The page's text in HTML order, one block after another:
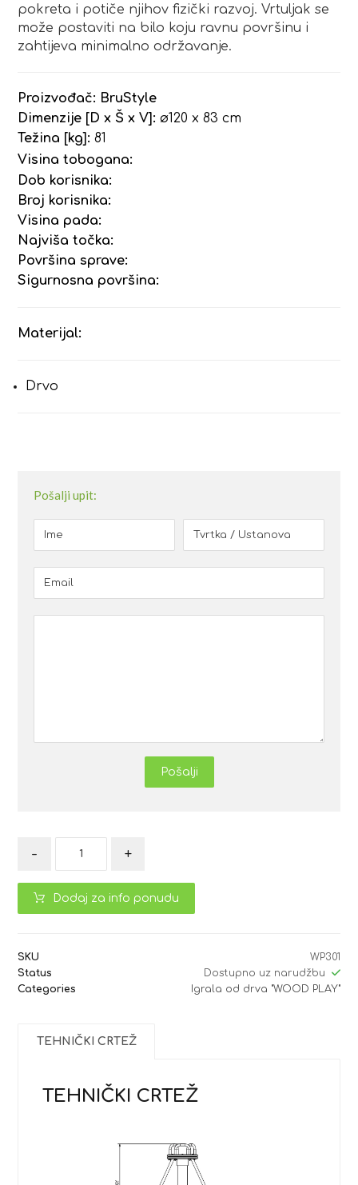
pokreta i potiče njihov fizički razvoj. Vrtuljak se
može postaviti na bilo koju ravnu površinu i
zahtijeva minimalno održavanje.
Proizvođač: BruStyle
Dimenzije [D x Š x V]: ø120 x 83 cm
Težina [kg]: 81
Visina tobogana:
Dob korisnika:
Broj korisnika:
Visina pada:
Najviša točka:
Površina sprave:
Sigurnosna površina:
Materijal:
Drvo
Pošalji upit:
Pošalji
- +
Dodaj za info ponudu
SKU
WP301
Status
Dostupno uz narudžbu
Categories
Igrala od drva "WOOD PLAY"
TEHNIČKI CRTEŽ
TEHNIČKI CRTEŽ